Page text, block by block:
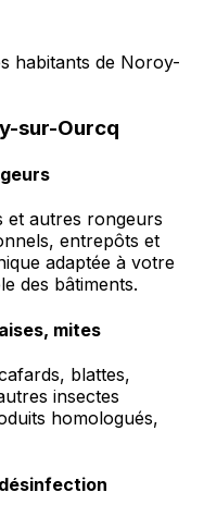
habitants de Noroy-
sur-Ourcq
et autres rongeurs
entrepôts et
adaptée à votre
des bâtiments.
mites
blattes,
insectes
homologués,